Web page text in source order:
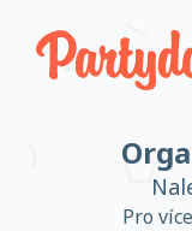
Pro